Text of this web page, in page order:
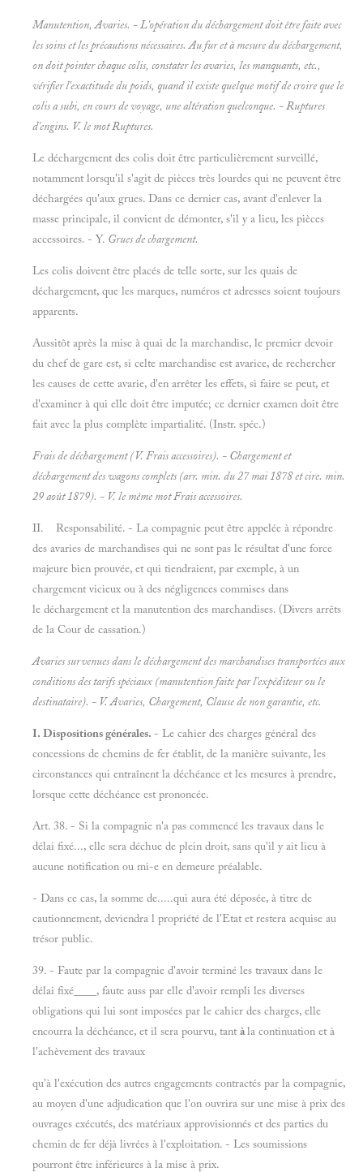
Manutention, Avaries. - L'opération du déchargement doit être faite avec
les soins et les précautions nécessaires. Au fur et à mesure du déchargement,
on doit pointer chaque colis, constater les avaries, les manquants, etc.,
vérifier l'exactitude du poids, quand il existe quelque motif de croire que le
colis a subi, en cours de voyage, une altération quelconque. -Ruptures
d'engins. V. le motRuptures.
Le déchargement des colis doit être particulièrement surveillé,
notamment lorsqu'il s'agit de pièces très lourdes qui ne peuvent être
déchargées qu'aux grues. Dans ce dernier cas, avant d'enlever la
masse principale, il convient de démonter, s'il y a lieu, les pièces
accessoires. - Y. Grues de chargement.
Les colis doivent être placés de telle sorte, sur les quais de
déchargement, que les marques, numéros et adresses soient toujours
apparents.
Aussitôt après la mise à quai de la marchandise, le premier devoir
du chef de gare est, si celte marchandise est avarice, de rechercher
les causes de cette avarie, d'en arrêter les effets, si faire se peut, et
d'examiner à qui elle doit être imputée; ce dernier examen doit être
fait avec la plus complète impartialité. (Instr. spéc.)
Frais de déchargement (V.Frais accessoires). - Chargement et
déchargement des wagons complets (arr. min. du 27 mai 1878 et cire. min.
29 août 1879). - V. le même motFrais accessoires.
II. Responsabilité. - La compagnie peut être appelée à répondre
des avaries de marchandises qui ne sont pas le résultat d'une force
majeure bien prouvée, et qui tiendraient, par exemple, à un
chargement vicieux ou à des négligences commises dans
le déchargement et la manutention des marchandises. (Divers arrêts
de la Cour de cassation.)
Avaries survenues dans le déchargement des marchandises transportées aux
conditions des tarifs spéciaux (manutention faite par l'expéditeur ou le
destinataire). - V.Avaries, Chargement, Clause de non garantie, etc.
I. Dispositions générales. - Le cahier des charges général des
concessions de chemins de fer établit, de la manière suivante, les
circonstances qui entraînent la déchéance et les mesures à prendre,
lorsque cette déchéance est prononcée.
Art. 38. - Si la compagnie n'a pas commencé les travaux dans le
délai fixé..., elle sera déchue de plein droit, sans qu'il y ait lieu à
aucune notification ou mi-e en demeure préalable.
- Dans ce cas, la somme de.....qui aura été déposée, à titre de
cautionnement, deviendra l propriété de l'Etat et restera acquise au
trésor public.
39. - Faute par la compagnie d'avoir terminé les travaux dans le
délai fixé____, faute auss par elle d'avoir rempli les diverses
obligations qui lui sont imposées par le cahier des charges, elle
encourra la déchéance, et il sera pourvu, tantàla continuation et à
l'achèvement des travaux
qu'à l'exécution des autres engagements contractés par la compagnie,
au moyen d'une adjudication que l'on ouvrira sur une mise à prix des
ouvrages exécutés, des matériaux approvisionnés et des parties du
chemin de fer déjà livrées à l'exploitation. - Les soumissions
pourront être inférieures à la mise à prix.